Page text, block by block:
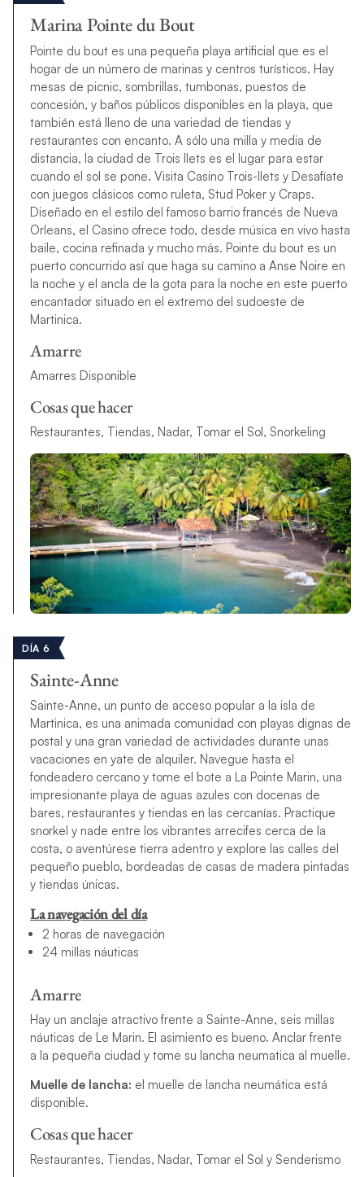
Marina Pointe du Bout
Pointe du bout es una pequeña playa artificial que es el
hogar de un número de marinas y centros turísticos. Hay
mesas de picnic, sombrillas, tumbonas, puestos de
concesión, y baños públicos disponibles en la playa, que
también está lleno de una variedad de tiendas y
restaurantes con encanto. A sólo una milla y media de
distancia, la ciudad de Trois Ilets es el lugar para estar
cuando el sol se pone. Visita Casino Trois-Ilets y Desafíate
con juegos clásicos como ruleta, Stud Poker y Craps.
Diseñado en el estilo del famoso barrio francés de Nueva
Orleans, el Casino ofrece todo, desde música en vivo hasta
baile, cocina refinada y mucho más. Pointe du bout es un
puerto concurrido así que haga su camino a Anse Noire en
la noche y el ancla de la gota para la noche en este puerto
encantador situado en el extremo del sudoeste de
Martinica.
Amarre
Amarres Disponible
Cosas que hacer
Restaurantes, Tiendas, Nadar, Tomar el Sol, Snorkeling
DÍA 6
Sainte-Anne
Sainte-Anne, un punto de acceso popular a la isla de
Martinica, es una animada comunidad con playas dignas de
postal y una gran variedad de actividades durante unas
vacaciones en yate de alquiler. Navegue hasta el
fondeadero cercano y tome el bote a La Pointe Marin, una
impresionante playa de aguas azules con docenas de
bares, restaurantes y tiendas en las cercanías. Practique
snorkel y nade entre los vibrantes arrecifes cerca de la
costa, o aventúrese tierra adentro y explore las calles del
pequeño pueblo, bordeadas de casas de madera pintadas
y tiendas únicas.
La navegación del día
2 horas de navegación
24 millas náuticas
Amarre
Hay un anclaje atractivo frente a Sainte-Anne, seis millas
náuticas de Le Marin. El asimiento es bueno. Anclar frente
a la pequeña ciudad y tome su lancha neumatica al muelle.
Muelle de lancha: el muelle de lancha neumática está
disponible.
Cosas que hacer
Restaurantes, Tiendas, Nadar, Tomar el Sol y Senderismo